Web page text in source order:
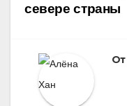
севере страны
От